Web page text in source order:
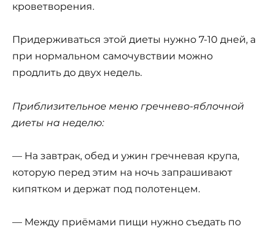
кроветворения.
Придерживаться этой диеты нужно 7-10 дней, а
при нормальном самочувствии можно
продлить до двух недель.
Приблизительное меню гречнево-яблочной
диеты на неделю:
— На завтрак, обед и ужин гречневая крупа,
которую перед этим на ночь запрашивают
кипятком и держат под полотенцем.
— Между приёмами пищи нужно съедать по